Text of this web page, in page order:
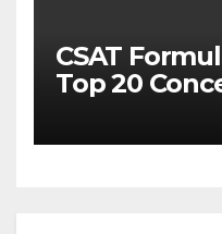
CSAT
Top 20